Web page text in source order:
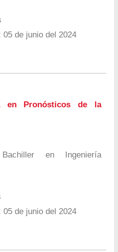
05 de junio del 2024
en Pronósticos de la
en Ingeniería
05 de junio del 2024